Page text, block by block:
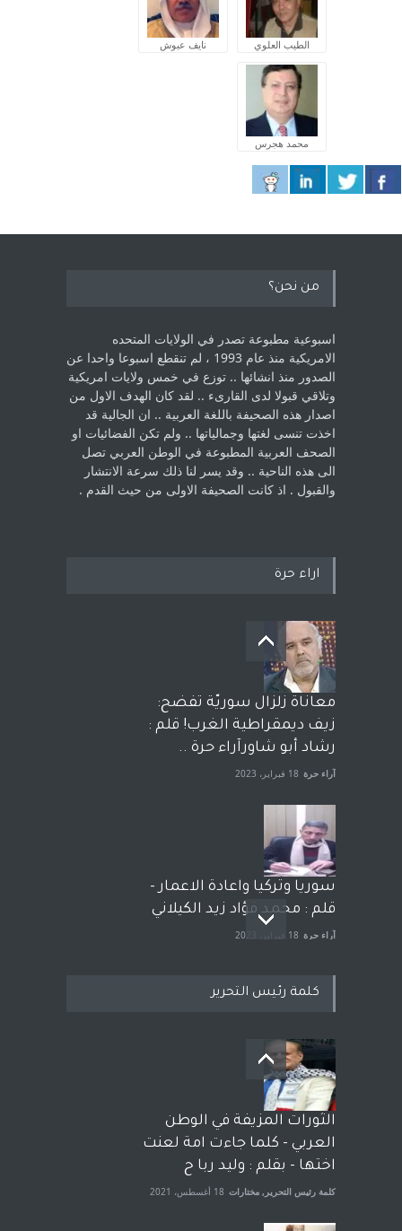
الطيب العلوي نايف عبوش
محمد هجرس
من نحن؟
اسبوعية مطبوعة تصدر في الولايات المتحده
الامريكية منذ عام 1993 ، لم ‏تنقطع اسبوعا واحدا عن
الصدور منذ انشائها .. توزع في خمس ولايات امريكية
‏وتلاقي قبولا لدى القارىء ..‏ لقد كان الهدف الاول من
اصدار هذه الصحيفة باللغة العربية .. ان الجالية قد
اخذت ‏تنسى لغتها وجمالياتها .. ولم تكن الفضائيات او
الصحف العربية المطبوعة في الوطن ‏العربي تصل
الى هذه الناحية .. وقد يسر لنا ذلك سرعة الانتشار
والقبول . اذ كانت ‏الصحيفة الاولى من حيث القدم . ‏
اراء حرة
معاناة زلزال سوريّة تفضح:
زيف ديمقراطية الغرب! قلم :
رشاد أبو شاورآراء حرة ..
آراء حرة 18 فبراير، 2023
سوريا وتركيا واعادة الاعمار -
قلم : محمد فؤاد زيد الكيلاني
آراء حرة 18 فبراير، 2023
بعد معارك قضائية طاحنة كتب
وترافع فيها بنفسه مرة اخرى..
الشيخ طارق يوسف يقهر
الحكومة الأمريكية ، فأعطوه
الجنسية عن يد وهم صاغرون،
آراء حرة مختارات 7 أبريل، 2023
كلمة رئيس التحرير
الثورات المزيفة في الوطن
العربي - كلما جاءت امة لعنت
اختها - بقلم : وليد ربا ح
كلمة رئيس التحرير , مختارات 18 أغسطس، 2021